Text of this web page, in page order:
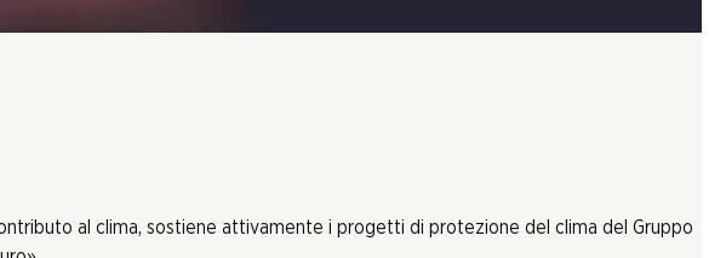
al clima, sostiene attivamente i progetti di protezione del clima del Gruppo